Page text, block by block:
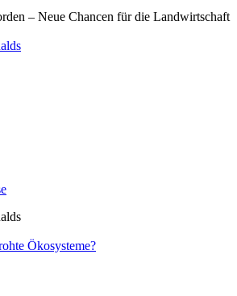
– Neue Chancen für die Landwirtschaft
Ökosysteme?